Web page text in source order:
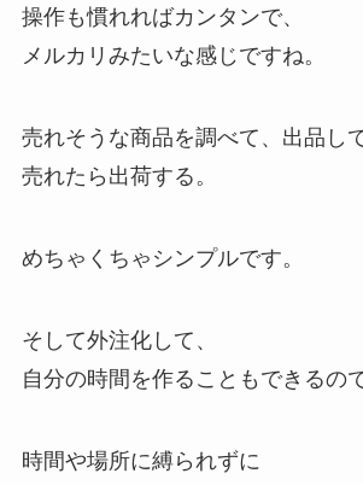
操作も慣れればカンタンで、
メルカリみたいな感じですね。
売れそうな商品を調べて、出品して
売れたら出荷する。
めちゃくちゃシンプルです。
そして外注化して、
自分の時間を作ることもできるので
時間や場所に縛られずに